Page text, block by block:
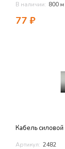
В наличии: 800 м
77 ₽
Кабель
Артикул: 2482